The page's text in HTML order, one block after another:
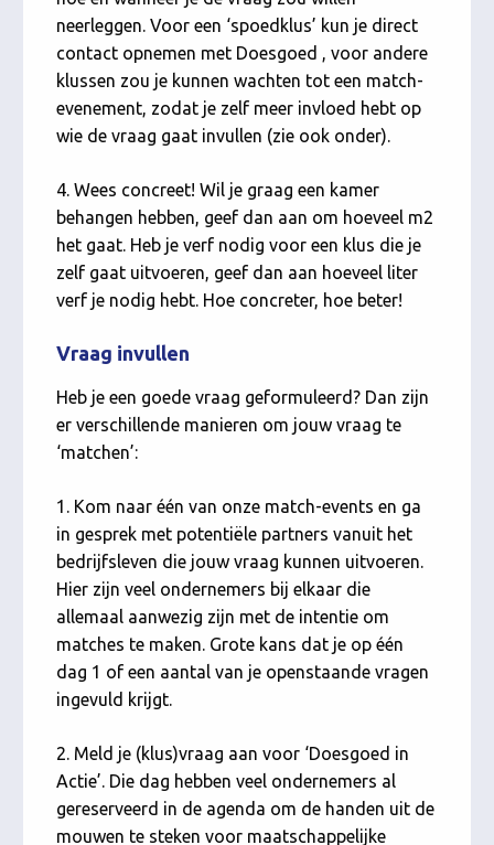
neerleggen. Voor een ‘spoedklus’ kun je direct
contact opnemen met Doesgoed , voor andere
klussen zou je kunnen wachten tot een match-
evenement, zodat je zelf meer invloed hebt op
wie de vraag gaat invullen (zie ook onder).
4. Wees concreet! Wil je graag een kamer
behangen hebben, geef dan aan om hoeveel m2
het gaat. Heb je verf nodig voor een klus die je
zelf gaat uitvoeren, geef dan aan hoeveel liter
verf je nodig hebt. Hoe concreter, hoe beter!
Vraag invullen
Heb je een goede vraag geformuleerd? Dan zijn
er verschillende manieren om jouw vraag te
‘matchen’:
1. Kom naar één van onze match-events en ga
in gesprek met potentiële partners vanuit het
bedrijfsleven die jouw vraag kunnen uitvoeren.
Hier zijn veel ondernemers bij elkaar die
allemaal aanwezig zijn met de intentie om
matches te maken. Grote kans dat je op één
dag 1 of een aantal van je openstaande vragen
ingevuld krijgt.
2. Meld je (klus)vraag aan voor ‘Doesgoed in
Actie’. Die dag hebben veel ondernemers al
gereserveerd in de agenda om de handen uit de
mouwen te steken voor maatschappelijke